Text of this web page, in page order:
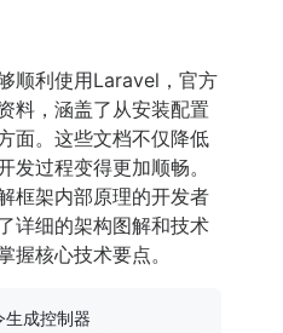
顺利使用Laravel，官方
料，涵盖了从安装配置
面。这些文档不仅降低
发过程变得更加顺畅。
框架内部原理的开发者
详细的架构图解和技术
握核心技术要点。
成控制器